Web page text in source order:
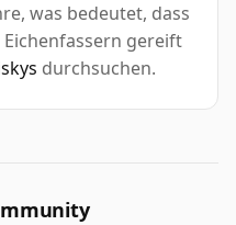
was bedeutet, dass
Eichenfassern gereift
durchsuchen.